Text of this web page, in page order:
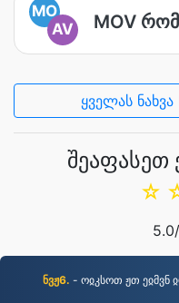
MO
AV
MOV
ყველას
შეაფასეთ
☆
5.0
ნვჟ6. - ოჲკსოთ ჟთ ეჲმვნ